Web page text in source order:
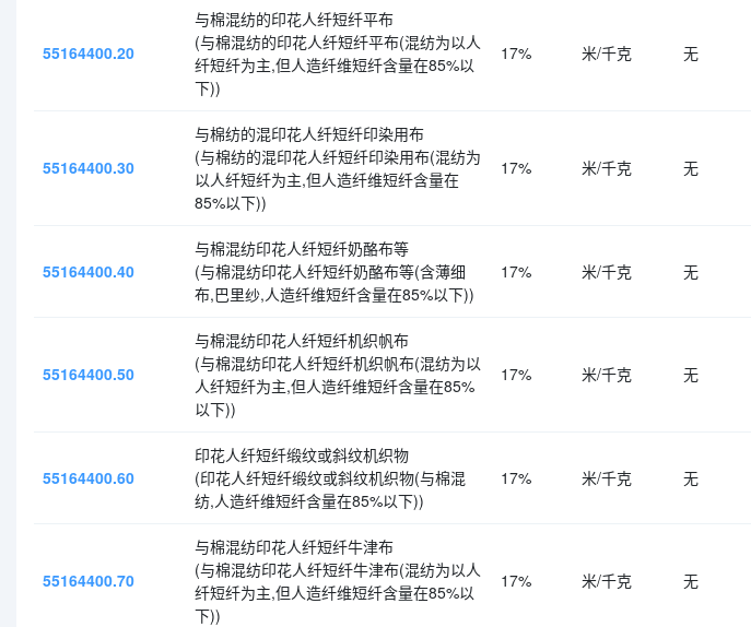
55164400.20
与棉混纺的印花人纤短纤平布
(与棉混纺的印花人纤短纤平布(混纺为以人
纤短纤为主,但人造纤维短纤含量在85%以
下))
17% 米/千克 无
55164400.30
与棉纺的混印花人纤短纤印染用布
(与棉纺的混印花人纤短纤印染用布(混纺为
以人纤短纤为主,但人造纤维短纤含量在
85%以下))
17% 米/千克 无
55164400.40
与棉混纺印花人纤短纤奶酪布等
(与棉混纺印花人纤短纤奶酪布等(含薄细
布,巴里纱,人造纤维短纤含量在85%以下))
17% 米/千克 无
55164400.50
与棉混纺印花人纤短纤机织帆布
(与棉混纺印花人纤短纤机织帆布(混纺为以
人纤短纤为主,但人造纤维短纤含量在85%
以下))
17% 米/千克 无
55164400.60
印花人纤短纤缎纹或斜纹机织物
(印花人纤短纤缎纹或斜纹机织物(与棉混
纺,人造纤维短纤含量在85%以下))
17% 米/千克 无
55164400.70
与棉混纺印花人纤短纤牛津布
(与棉混纺印花人纤短纤牛津布(混纺为以人
纤短纤为主,但人造纤维短纤含量在85%以
下))
17% 米/千克 无